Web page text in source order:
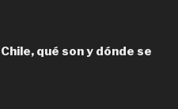
qué son y dónde se